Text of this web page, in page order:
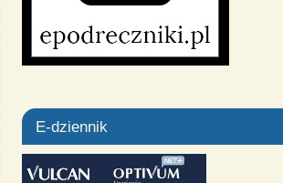
E-dziennik